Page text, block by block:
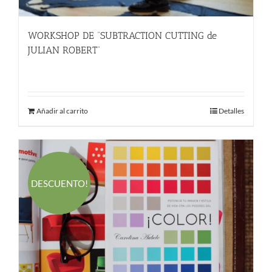
WORKSHOP DE “SUBTRACTION CUTTING de
JULIAN ROBERT”
Añadir al carrito Detalles
DESCUENTO!